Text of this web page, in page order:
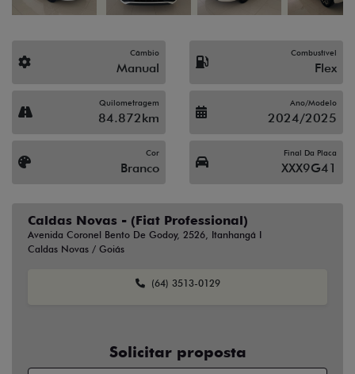
Câmbio
Manual
Combustível
Flex
Quilometragem
84.872km
Ano/Modelo
2024/2025
Cor
Branco
Final Da Placa
XXX9G41
Caldas Novas - (Fiat Professional)
Avenida Coronel Bento De Godoy, 2526, Itanhangá I
Caldas Novas / Goiás
(64) 3513-0129
Solicitar proposta